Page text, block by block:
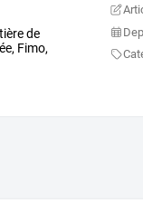
de
Fimo,